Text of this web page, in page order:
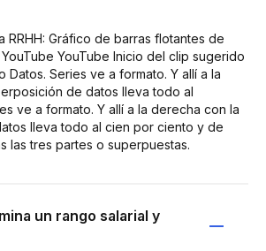
RRHH: Gráfico de barras flotantes de
YouTube Inicio del clip sugerido
Datos. Series ve a formato. Y allí a la
de datos lleva todo al
ve a formato. Y allí a la derecha con la
lleva todo al cien por ciento y de
las tres partes o superpuestas.
un rango salarial y